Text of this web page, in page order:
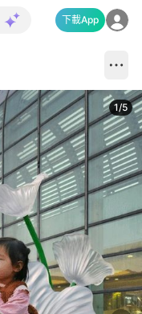
下載App
1/5